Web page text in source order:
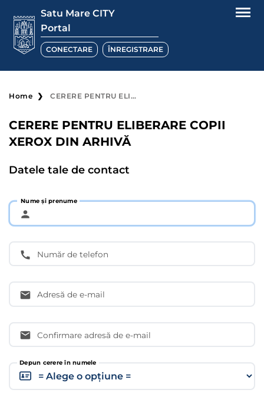
Satu Mare CITY
Portal
CONECTARE ÎNREGISTRARE
Home CERERE PENTRU ELIBERARE COPII XEROX DIN ARHIVĂ
CERERE PENTRU ELIBERARE COPII
XEROX DIN ARHIVĂ
Datele tale de contact
Nume și prenume
Număr de telefon
Adresă de e-mail
Confirmare adresă de e-mail
Depun cerere în numele